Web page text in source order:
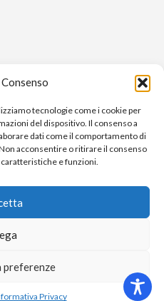
tecnologie come i cookie per
del dispositivo. Il consenso a
dati come il comportamento di
acconsentire o ritirare il consenso
e funzioni.
preferenze
Privacy
0
AccessoriCustom